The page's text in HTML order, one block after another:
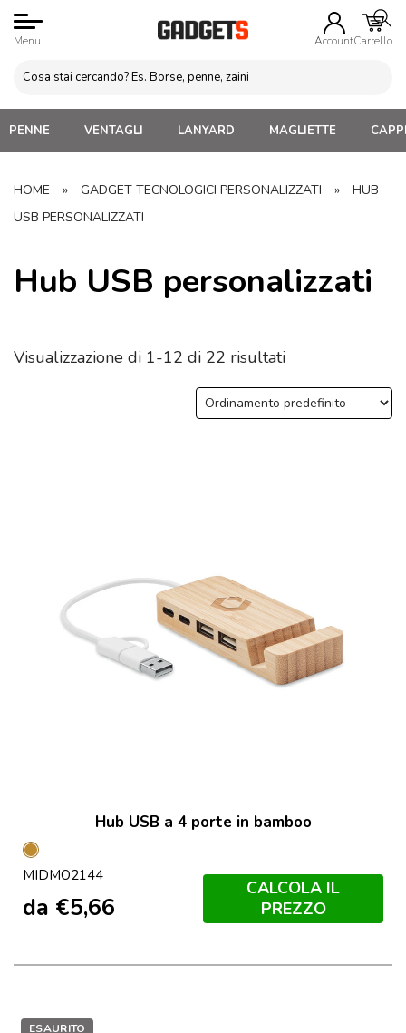
Menu AccountCarrello
PENNE VENTAGLI LANYARD MAGLIETTE
HOME » GADGET TECNOLOGICI PERSONALIZZATI »
HUB
USB PERSONALIZZATI
Hub USB personalizzati
Visualizzazione di 1-12 di 22 risultati
Hub USB a 4 porte in bamboo
Legno
MIDMO2144
da €5,66
CALCOLA IL
PREZZO
ESAURITO